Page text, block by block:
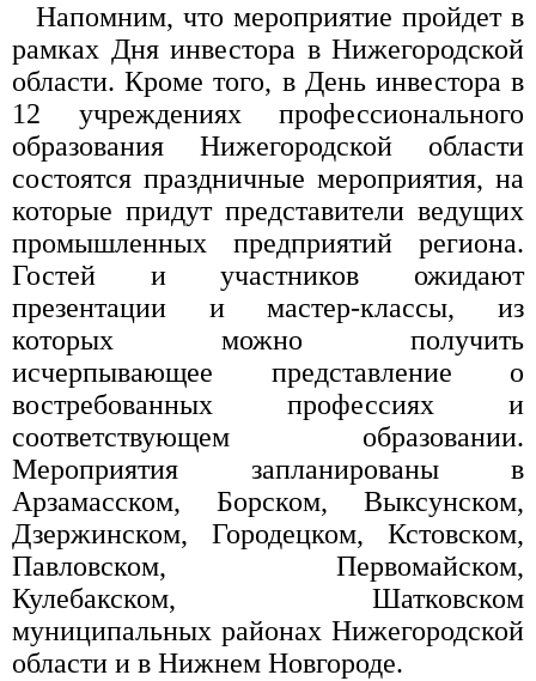
Напомним, что мероприятие пройдет в
рамках Дня инвестора в Нижегородской
области. Кроме того, в День инвестора в
12 учреждениях профессионального
образования Нижегородской области
состоятся праздничные мероприятия, на
которые придут представители ведущих
промышленных предприятий региона.
Гостей и участников ожидают
презентации и мастер-классы, из
которых можно получить
исчерпывающее представление о
востребованных профессиях и
соответствующем образовании.
Мероприятия запланированы в
Арзамасском, Борском, Выксунском,
Дзержинском, Городецком, Кстовском,
Павловском, Первомайском,
Кулебакском, Шатковском
муниципальных районах Нижегородской
области и в Нижнем Новгороде.